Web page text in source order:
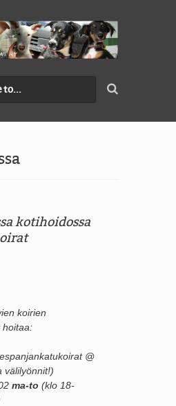
to...
kotihoidossa
koirien
hoitaa:
@
välilyönnit!)
ma-to (klo 18-